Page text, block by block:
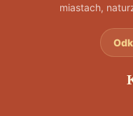
miastach,